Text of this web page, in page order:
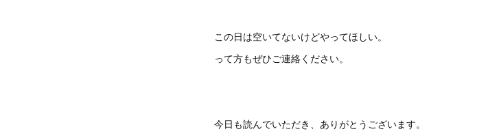
この日は空いてないけどやってほしい。
って方もぜひご連絡ください。
今日も読んでいただき、ありがとうございます。